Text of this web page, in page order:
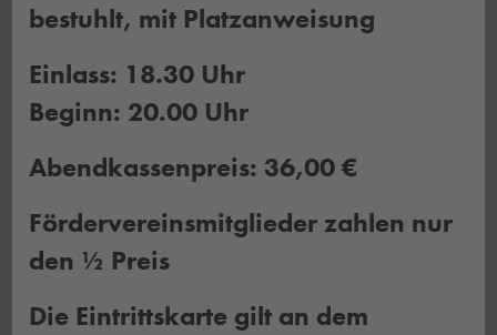
bestuhlt, mit Platzanweisung
Einlass: 18.30 Uhr
Beginn: 20.00 Uhr
Abendkassenpreis: 36,00 €
Fördervereinsmitglieder zahlen nur
den ½ Preis
Die Eintrittskarte gilt an dem